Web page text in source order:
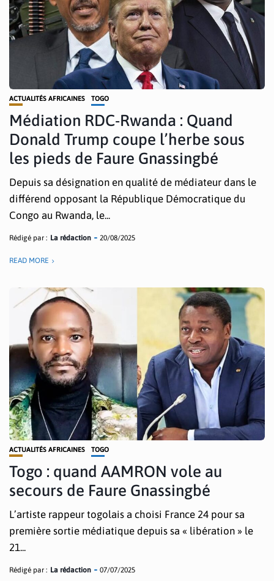
ACTUALITÉS AFRICAINES TOGO
Médiation RDC-Rwanda : Quand
Donald Trump coupe l’herbe sous
les pieds de Faure Gnassingbé
Depuis sa désignation en qualité de médiateur dans le
différend opposant la République Démocratique du
Congo au Rwanda, le...
Rédigé par : La rédaction 20/08/2025
READ MORE
ACTUALITÉS AFRICAINES TOGO
Togo : quand AAMRON vole au
secours de Faure Gnassingbé
L’artiste rappeur togolais a choisi France 24 pour sa
première sortie médiatique depuis sa « libération » le
21...
Rédigé par : La rédaction 07/07/2025